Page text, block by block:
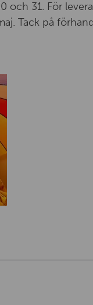
och 31. För
Tack på